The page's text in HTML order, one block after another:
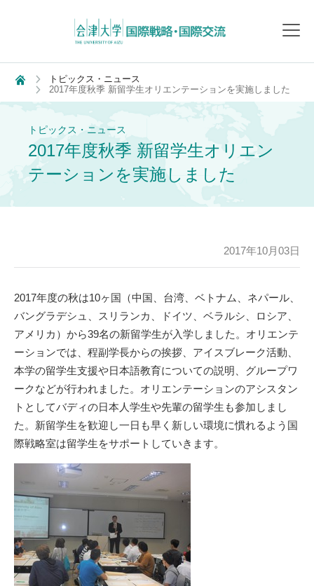
トピックス・ニュース
2017年度秋季 新留学生オリエンテーションを実施しました
トピックス・ニュース
2017年度秋季 新留学生オリエン
テーションを実施しました
2017年10月03日
2017年度の秋は10ヶ国（中国、台湾、ベトナム、ネパール、
バングラデシュ、スリランカ、ドイツ、ベラルシ、ロシア、
アメリカ）から39名の新留学生が入学しました。オリエンテ
ーションでは、程副学長からの挨拶、アイスブレーク活動、
本学の留学生支援や日本語教育についての説明、グループワ
ークなどが行われました。オリエンテーションのアシスタン
トとしてバディの日本人学生や先輩の留学生も参加しまし
た。新留学生を歓迎し一日も早く新しい環境に慣れるよう国
際戦略室は留学生をサポートしていきます。